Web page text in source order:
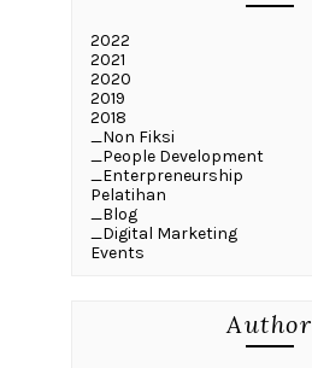
2022
2021
2020
2019
2018
_Non Fiksi
_People Development
_Enterpreneurship
Pelatihan
_Blog
_Digital Marketing
Events
Author